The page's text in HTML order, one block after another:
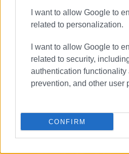
I want to allow Google to
related to personalization.
I want to allow Google to
related to security,
authentication functionality
prevention, and other user
CONFIRM